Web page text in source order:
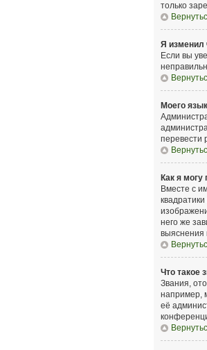
только
Я изменил
Если вы
Моего
перевести
Как я
Вместе с
него же
выяснения
Что такое
Звания,
например,
её